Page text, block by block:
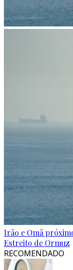
Irão e Omã
Estreito de Ormuz
RECOMENDADO